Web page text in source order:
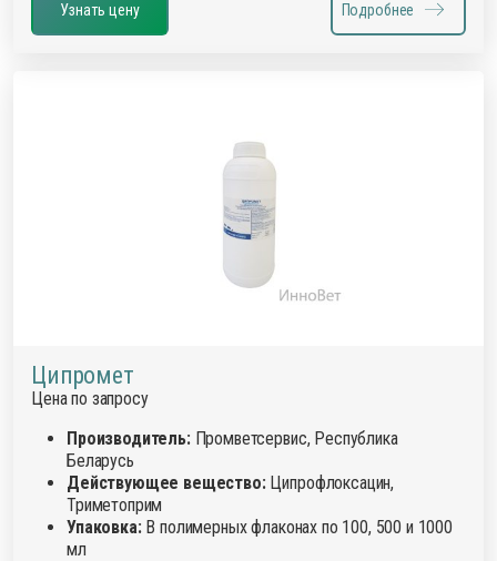
Узнать цену Подробнее
Ципромет
Цена по запросу
Производитель:Промветсервис, Республика
Беларусь
Действующее вещество:Ципрофлоксацин,
Триметоприм
Упаковка:В полимерных флаконах по 100, 500 и 1000
мл